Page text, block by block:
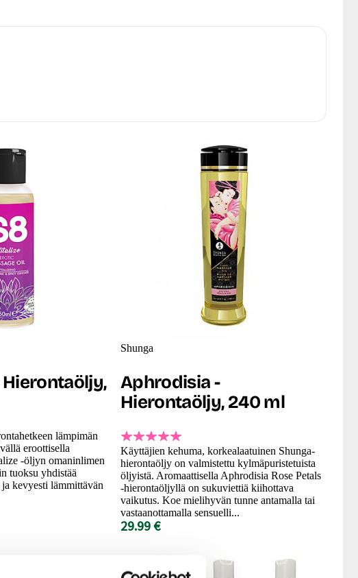
lämpimän
eroottisella
-öljyn omaninlimen
tuoksu yhdistää
kevyesti lämmittävän
Shunga
Aphrodisia -
Hierontaöljy, 240 ml
Käyttäjien kehuma, korkealaatuinen Shunga-
hierontaöljy on valmistettu kylmäpuristetuista
öljyistä. Aromaattisella Aphrodisia Rose Petals
-hierontaöljyllä on sukuviettiä kiihottava
vaikutus. Koe mielihyvän tunne antamalla tai
vastaanottamalla sensuelli...
29.99 €